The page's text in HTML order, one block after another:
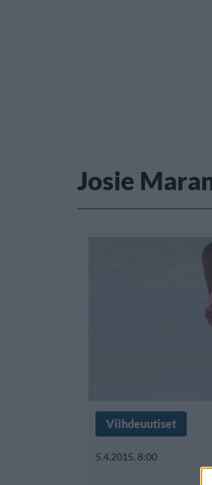
Josie
Viihdeuutiset
5.4.2015, 8:00